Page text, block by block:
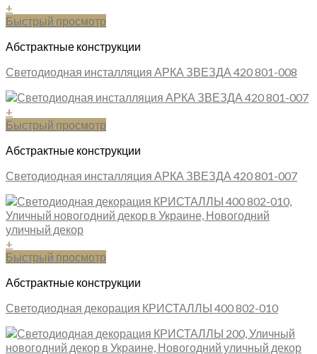
+
Быстрый просмотр
Абстрактные конструкции
Светодиодная инсталляция АРКА ЗВЕЗДА 420 801-008
+
Быстрый просмотр
Абстрактные конструкции
Светодиодная инсталляция АРКА ЗВЕЗДА 420 801-007
+
Быстрый просмотр
Абстрактные конструкции
Светодиодная декорация КРИСТАЛЛЫ 400 802-010